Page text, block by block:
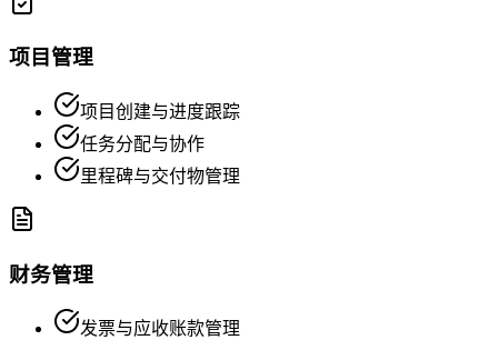
项目管理
项目创建与进度跟踪
任务分配与协作
里程碑与交付物管理
财务管理
发票与应收账款管理